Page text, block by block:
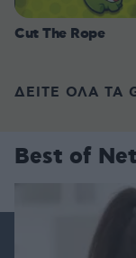
Cut The Rope
ΔΕΙΤΕ ΟΛΑ ΤΑ
Best of